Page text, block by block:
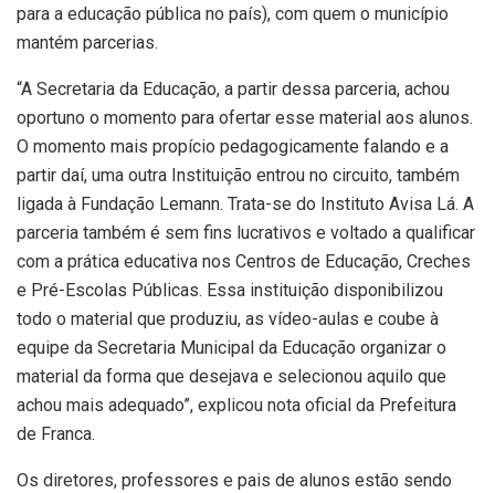
para a educação pública no país), com quem o município
mantém parcerias.
“A Secretaria da Educação, a partir dessa parceria, achou
oportuno o momento para ofertar esse material aos alunos.
O momento mais propício pedagogicamente falando e a
partir daí, uma outra Instituição entrou no circuito, também
ligada à Fundação Lemann. Trata-se do Instituto Avisa Lá. A
parceria também é sem fins lucrativos e voltado a qualificar
com a prática educativa nos Centros de Educação, Creches
e Pré-Escolas Públicas. Essa instituição disponibilizou
todo o material que produziu, as vídeo-aulas e coube à
equipe da Secretaria Municipal da Educação organizar o
material da forma que desejava e selecionou aquilo que
achou mais adequado”, explicou nota oficial da Prefeitura
de Franca.
Os diretores, professores e pais de alunos estão sendo